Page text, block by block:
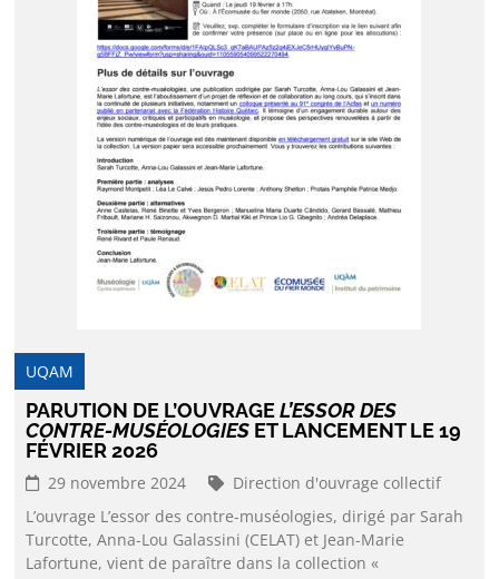
UQAM
PARUTION DE L’OUVRAGEL’ESSOR DES
CONTRE-MUSÉOLOGIES ET LANCEMENT LE 19
FÉVRIER 2026
29 novembre 2024
Direction d'ouvrage collectif
L’ouvrage L’essor des contre-muséologies, dirigé par Sarah
Turcotte, Anna-Lou Galassini (CELAT) et Jean-Marie
Lafortune, vient de paraître dans la collection «